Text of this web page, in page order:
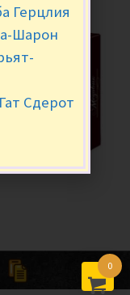
0
Герцлия
Шарон
Сдерот